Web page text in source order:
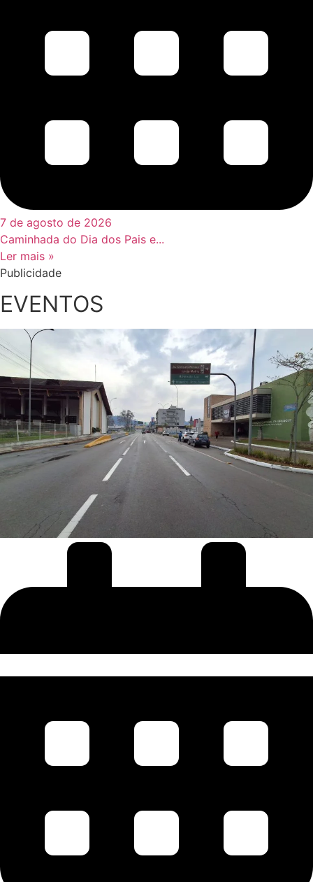
7 de agosto de 2026
Caminhada do Dia dos Pais e...
Ler mais »
Publicidade
EVENTOS